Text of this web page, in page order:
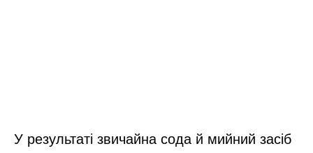
У результаті звичайна сода й мийний засіб